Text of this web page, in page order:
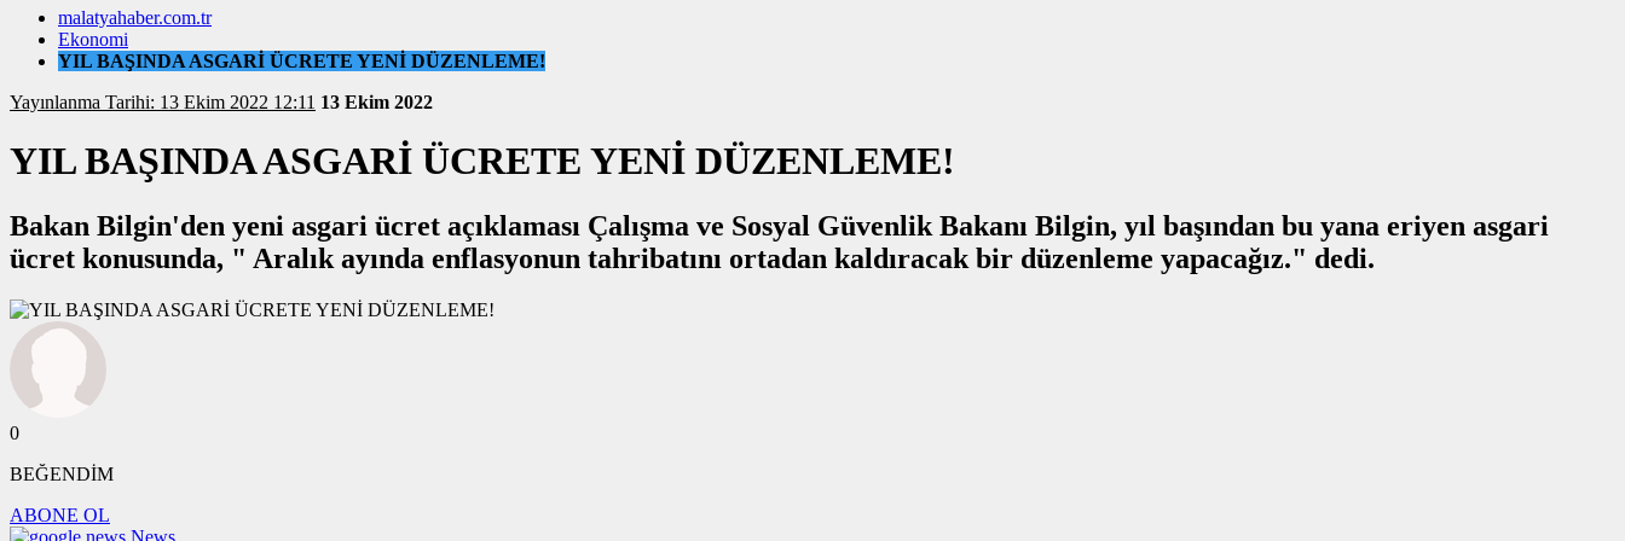
malatyahaber.com.tr
Ekonomi
YIL BAŞINDA ASGARİ ÜCRETE YENİ DÜZENLEME!
Yayınlanma Tarihi: 13 Ekim 2022 12:11 13 Ekim 2022
YIL BAŞINDA ASGARİ ÜCRETE YENİ DÜZENLEME!
Bakan Bilgin'den yeni asgari ücret açıklaması Çalışma ve Sosyal Güvenlik Bakanı Bilgin, yıl başından bu yana eriyen asgari
ücret konusunda, " Aralık ayında enflasyonun tahribatını ortadan kaldıracak bir düzenleme yapacağız." dedi.
0
BEĞENDİM
ABONE OL
News